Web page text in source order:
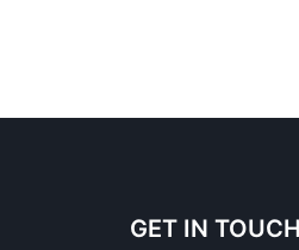
GET IN